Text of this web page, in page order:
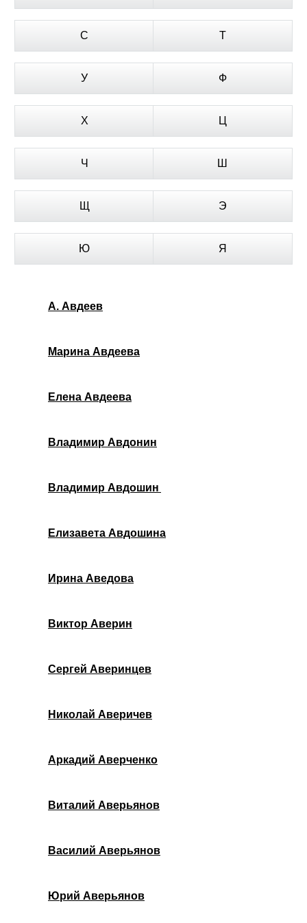
С Т
У Ф
Х Ц
Ч Ш
Щ Э
Ю Я
А. Авдеев
Марина Авдеева
Елена Авдеева
Владимир Авдонин
Владимир Авдошин
Елизавета Авдошина
Ирина Аведова
Виктор Аверин
Сергей Аверинцев
Николай Аверичев
Аркадий Аверченко
Виталий Аверьянов
Василий Аверьянов
Юрий Аверьянов